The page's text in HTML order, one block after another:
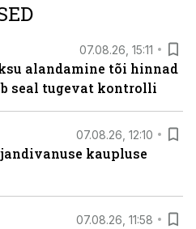
07.08.26, 15:11
alandamine tõi hinnad
seal tugevat kontrolli
07.08.26, 12:10
kaupluse
07.08.26, 11:58